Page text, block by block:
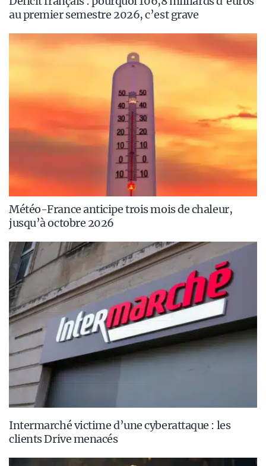
au premier semestre 2026, c’est grave
Météo-France anticipe trois mois de chaleur,
jusqu’à octobre 2026
Intermarché victime d’une cyberattaque : les
clients Drive menacés